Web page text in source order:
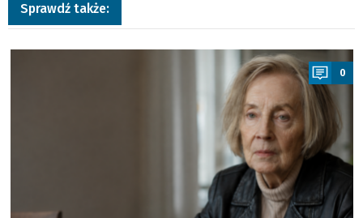
Sprawdź także:
a
0